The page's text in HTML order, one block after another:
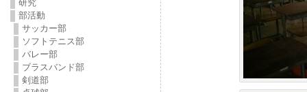
研究
部活動
サッカー部
ソフトテニス部
バレー部
ブラスバンド部
剣道部